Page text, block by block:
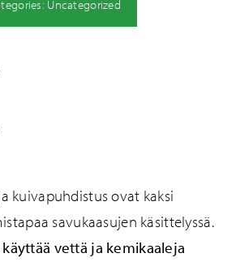
Uncategorized
kuivapuhdistus ovat kaksi
savukaasujen käsittelyssä.
vettä ja kemikaaleja